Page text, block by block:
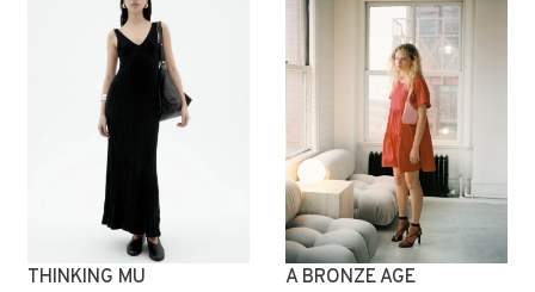
THINKING MU A BRONZE AGE